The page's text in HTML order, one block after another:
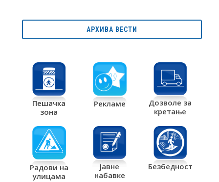
АРХИВА ВЕСТИ
Пешачка
зона
Рекламе
Дозволе за
кретање
Радови на
улицама
Јавне
набавке
Безбедност